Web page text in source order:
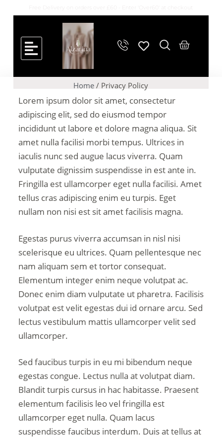
Home / Privacy Policy
Lorem ipsum dolor sit amet, consectetur
adipiscing elit, sed do eiusmod tempor
incididunt ut labore et dolore magna aliqua. Sit
amet nulla facilisi morbi tempus. Ultrices in
iaculis nunc sed augue lacus viverra. Quam
vulputate dignissim suspendisse in est ante in.
Fringilla est ullamcorper eget nulla facilisi. Amet
tellus cras adipiscing enim eu turpis. Eget
nullam non nisi est sit amet facilisis magna.
Egestas purus viverra accumsan in nisl nisi
scelerisque eu ultrices. Quam pellentesque nec
nam aliquam sem et tortor consequat.
Elementum integer enim neque volutpat ac.
Donec enim diam vulputate ut pharetra. Facilisis
volutpat est velit egestas dui id ornare arcu. Sed
lectus vestibulum mattis ullamcorper velit sed
ullamcorper.
Sed faucibus turpis in eu mi bibendum neque
egestas congue. Lectus nulla at volutpat diam.
Blandit turpis cursus in hac habitasse. Praesent
elementum facilisis leo vel fringilla est
ullamcorper eget nulla. Quam lacus
suspendisse faucibus interdum. Duis at tellus at